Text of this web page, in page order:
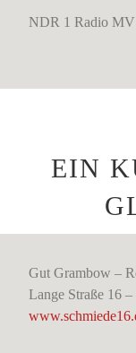
NDR 1 Radio MV
EIN
Gut Grambow –
Lange Straße 16